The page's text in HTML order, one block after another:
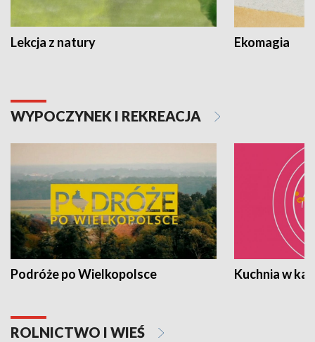
Lekcja z natury Ekomagia
WYPOCZYNEK I REKREACJA
Podróże po Wielkopolsce Kuchnia w
ROLNICTWO I WIEŚ